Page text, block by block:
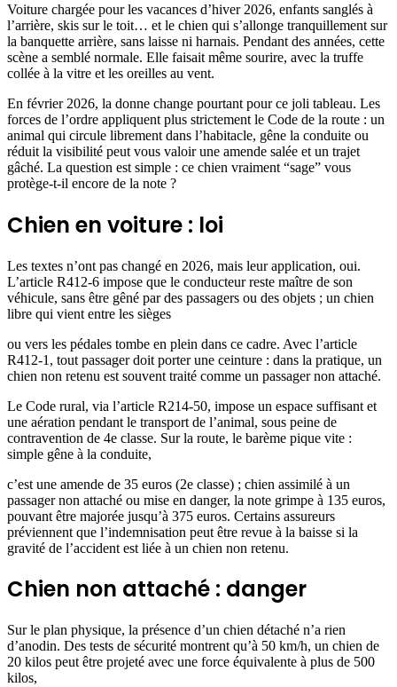
Voiture chargée pour les vacances d’hiver 2026, enfants sanglés à
l’arrière, skis sur le toit… et le chien qui s’allonge tranquillement sur
la banquette arrière, sans laisse ni harnais. Pendant des années, cette
scène a semblé normale. Elle faisait même sourire, avec la truffe
collée à la vitre et les oreilles au vent.
En février 2026, la donne change pourtant pour ce joli tableau. Les
forces de l’ordre appliquent plus strictement le Code de la route : un
animal qui circule librement dans l’habitacle, gêne la conduite ou
réduit la visibilité peut vous valoir une amende salée et un trajet
gâché. La question est simple : ce chien vraiment “sage” vous
protège-t-il encore de la note ?
Chien en voiture : loi
Les textes n’ont pas changé en 2026, mais leur application, oui.
L’article R412-6 impose que le conducteur reste maître de son
véhicule, sans être gêné par des passagers ou des objets ; un chien
libre qui vient entre les sièges
ou vers les pédales tombe en plein dans ce cadre. Avec l’article
R412-1, tout passager doit porter une ceinture : dans la pratique, un
chien non retenu est souvent traité comme un passager non attaché.
Le Code rural, via l’article R214-50, impose un espace suffisant et
une aération pendant le transport de l’animal, sous peine de
contravention de 4e classe. Sur la route, le barème pique vite :
simple gêne à la conduite,
c’est une amende de 35 euros (2e classe) ; chien assimilé à un
passager non attaché ou mise en danger, la note grimpe à 135 euros,
pouvant être majorée jusqu’à 375 euros. Certains assureurs
préviennent que l’indemnisation peut être revue à la baisse si la
gravité de l’accident est liée à un chien non retenu.
Chien non attaché : danger
Sur le plan physique, la présence d’un chien détaché n’a rien
d’anodin. Des tests de sécurité montrent qu’à 50 km/h, un chien de
20 kilos peut être projeté avec une force équivalente à plus de 500
kilos,